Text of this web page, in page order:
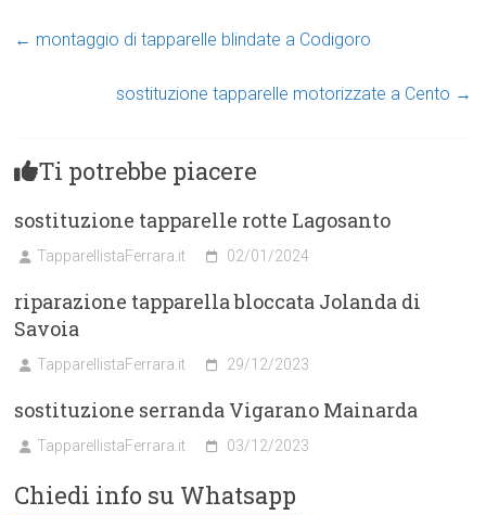
← montaggio di tapparelle blindate a Codigoro
sostituzione tapparelle motorizzate a Cento →
Ti potrebbe piacere
sostituzione tapparelle rotte Lagosanto
TapparellistaFerrara.it 02/01/2024
riparazione tapparella bloccata Jolanda di
Savoia
TapparellistaFerrara.it 29/12/2023
sostituzione serranda Vigarano Mainarda
TapparellistaFerrara.it 03/12/2023
Chiedi info su Whatsapp